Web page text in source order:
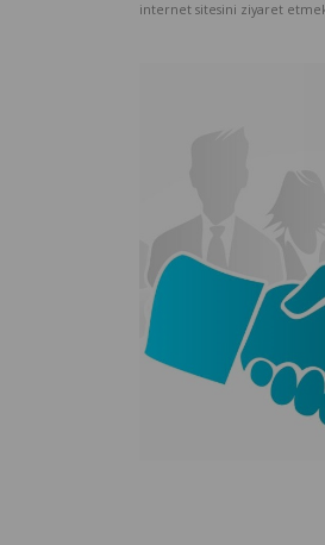
internet sitesini ziyaret